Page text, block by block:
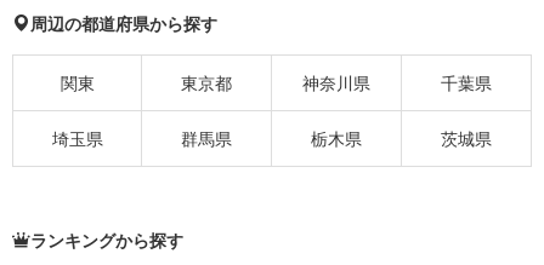
周辺の都道府県から探す
関東 東京都 神奈川県 千葉県
埼玉県 群馬県 栃木県 茨城県
ランキングから探す